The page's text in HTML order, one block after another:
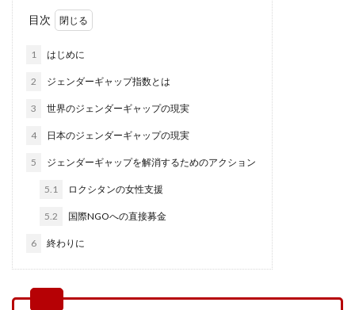
目次
1 はじめに
2 ジェンダーギャップ指数とは
3 世界のジェンダーギャップの現実
4 日本のジェンダーギャップの現実
5 ジェンダーギャップを解消するためのアクション
5.1 ロクシタンの女性支援
5.2 国際NGOへの直接募金
6 終わりに